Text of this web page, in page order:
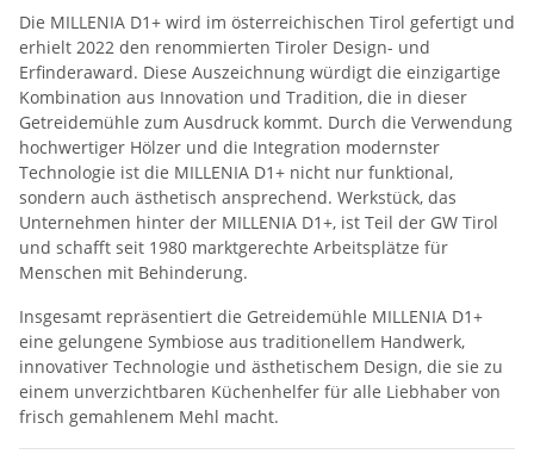
Die MILLENIA D1+ wird im österreichischen Tirol gefertigt und
erhielt 2022 den renommierten Tiroler Design- und
Erfinderaward. Diese Auszeichnung würdigt die einzigartige
Kombination aus Innovation und Tradition, die in dieser
Getreidemühle zum Ausdruck kommt. Durch die Verwendung
hochwertiger Hölzer und die Integration modernster
Technologie ist die MILLENIA D1+ nicht nur funktional,
sondern auch ästhetisch ansprechend. Werkstück, das
Unternehmen hinter der MILLENIA D1+, ist Teil der GW Tirol
und schafft seit 1980 marktgerechte Arbeitsplätze für
Menschen mit Behinderung.
Insgesamt repräsentiert die Getreidemühle MILLENIA D1+
eine gelungene Symbiose aus traditionellem Handwerk,
innovativer Technologie und ästhetischem Design, die sie zu
einem unverzichtbaren Küchenhelfer für alle Liebhaber von
frisch gemahlenem Mehl macht.